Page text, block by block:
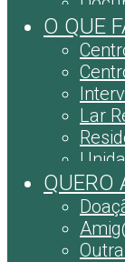
O QUE
Lar
QUERO